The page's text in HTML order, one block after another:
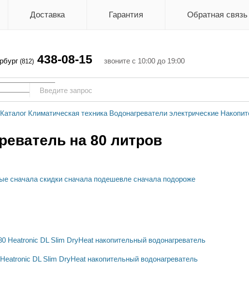
Доставка Гарантия Обратная связь
(812) 438-08-15 звоните с 10:00 до 19:00
Каталог Климатическая техника Водонагреватели электрические
на 80 литров
сначала скидки сначала подешевле сначала подороже
DL Slim DryHeat накопительный водонагреватель